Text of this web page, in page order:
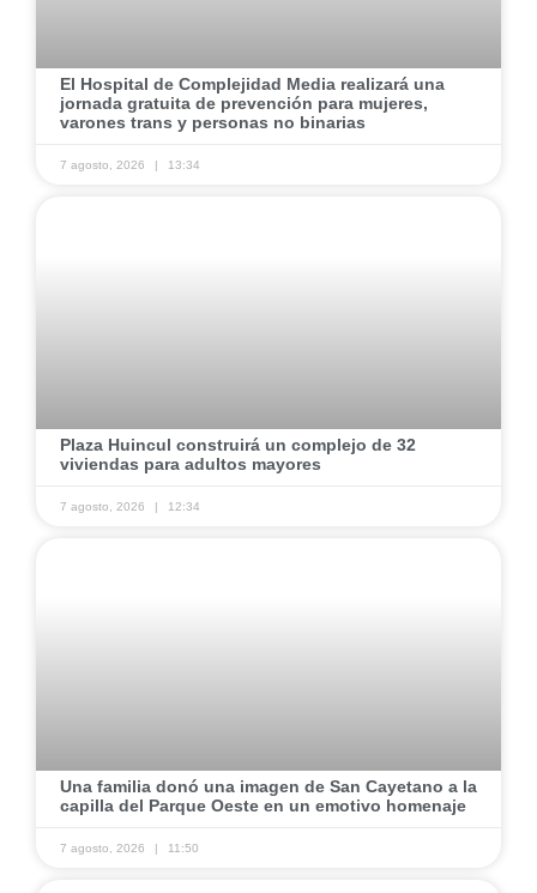
El Hospital de Complejidad Media realizará una
jornada gratuita de prevención para mujeres,
varones trans y personas no binarias
7 agosto, 2026 13:34
Plaza Huincul construirá un complejo de 32
viviendas para adultos mayores
7 agosto, 2026 12:34
Una familia donó una imagen de San Cayetano a la
capilla del Parque Oeste en un emotivo homenaje
7 agosto, 2026 11:50